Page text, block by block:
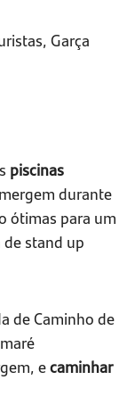
Garça
piscinas
durante
ótimas para um
stand up
de Caminho de
ecaminhar